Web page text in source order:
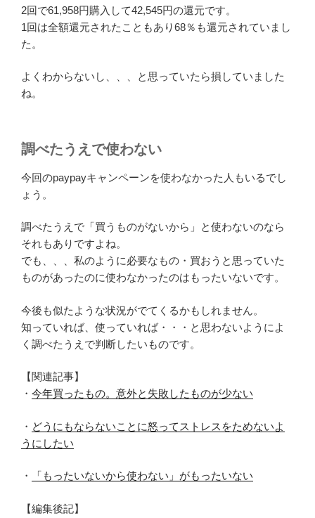
2回で61,958円購入して42,545円の還元です。
1回は全額還元されたこともあり68％も還元されていまし
た。
よくわからないし、、、と思っていたら損していました
ね。
調べたうえで使わない
今回のpaypayキャンペーンを使わなかった人もいるでし
ょう。
調べたうえで「買うものがないから」と使わないのなら
それもありですよね。
でも、、、私のように必要なもの・買おうと思っていた
ものがあったのに使わなかったのはもったいないです。
今後も似たような状況がでてくるかもしれません。
知っていれば、使っていれば・・・と思わないようによ
く調べたうえで判断したいものです。
【関連記事】
・ 今年買ったもの。意外と失敗したものが少ない
・ どうにもならないことに怒ってストレスをためないよ
うにしたい
・ 「もったいないから使わない」がもったいない
【編集後記】